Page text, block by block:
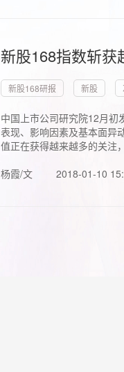
新股168指数斩
新股168研报 新股
中国上市公司研究院12月初
表现、影响因素及基本面异
值正在获得越来越多的关注
杨霞/文
2018-01-10